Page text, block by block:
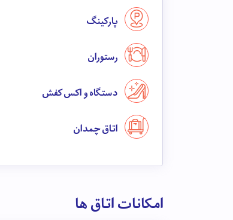
پارکینگ
رستوران
دستگاه واکس کفش
اتاق چمدان
امکانات اتاق ها